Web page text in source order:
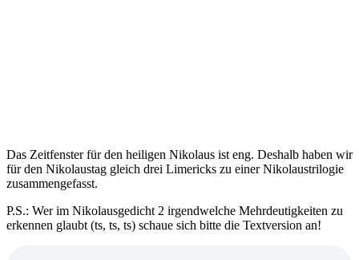
Das Zeitfenster für den heiligen Nikolaus ist eng. Deshalb haben wir
für den Nikolaustag gleich drei Limericks zu einer Nikolaustrilogie
zusammengefasst.
P.S.: Wer im Nikolausgedicht 2 irgendwelche Mehrdeutigkeiten zu
erkennen glaubt (ts, ts, ts) schaue sich bitte die Textversion an!